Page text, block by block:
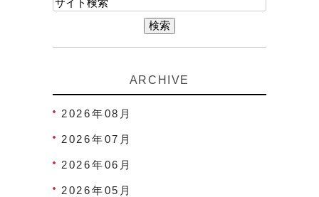
ARCHIVE
2026年08月
2026年07月
2026年06月
2026年05月